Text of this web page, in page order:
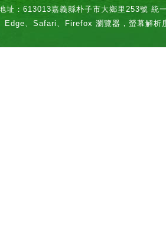
址：613013嘉義縣朴子市大鄉里253號 統
Edge、Safari、Firefox 瀏覽器，螢幕解